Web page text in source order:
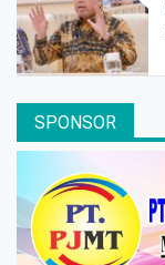
SPONSOR